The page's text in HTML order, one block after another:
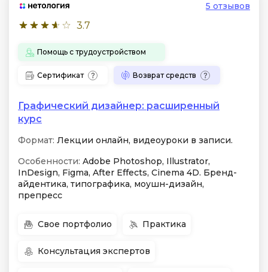
3.7
5 отзывов
Помощь с трудоустройством
Сертификат Возврат средств
Графический дизайнер: расширенный
курс
Формат: Лекции онлайн, видеоуроки в записи.
Особенности: Adobe Photoshop, Illustrator,
InDesign, Figma, After Effects, Cinema 4D. Бренд-
айдентика, типографика, моушн-дизайн,
препресс
Свое портфолио Практика
Консультация экспертов